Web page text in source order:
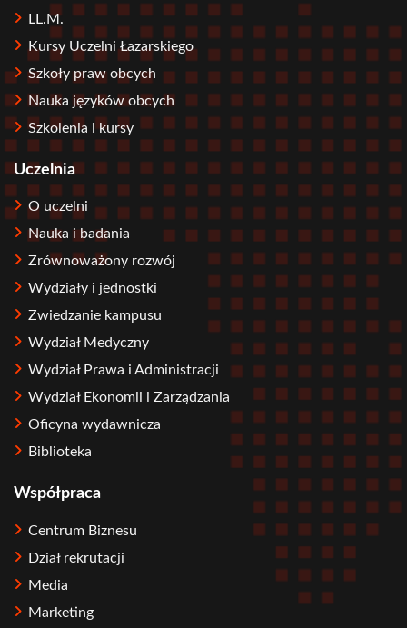
LL.M.
Kursy Uczelni Łazarskiego
Szkoły praw obcych
Nauka języków obcych
Szkolenia i kursy
Uczelnia
O uczelni
Nauka i badania
Zrównoważony rozwój
Wydziały i jednostki
Zwiedzanie kampusu
Wydział Medyczny
Wydział Prawa i Administracji
Wydział Ekonomii i Zarządzania
Oficyna wydawnicza
Biblioteka
Współpraca
Centrum Biznesu
Dział rekrutacji
Media
Marketing